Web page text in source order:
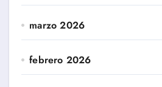
marzo 2026
febrero 2026